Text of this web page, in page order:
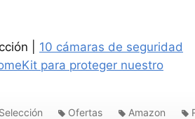
| 10 cámaras de seguridad
para proteger nuestro
Ofertas Amazon